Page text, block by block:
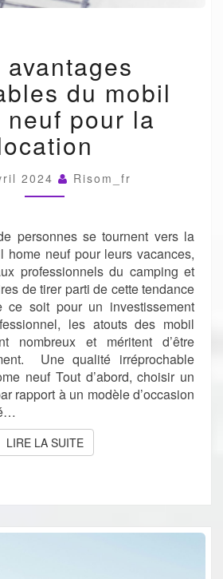
AVANTAGES
INDÉNIABLES
DU
MOBIL
HOME
NEUF
POUR
LA
LOCATION
avantages
du mobil
neuf pour la
2024 Risom_fr
personnes se tournent vers la
home neuf pour leurs vacances,
professionnels du camping et
de tirer parti de cette tendance
ce soit pour un investissement
les atouts des mobil
nombreux et méritent d’être
Une qualité irréprochable
neuf Tout d’abord, choisir un
rapport à un modèle d’occasion
LIRE LA SUITELIRE LA SUITE